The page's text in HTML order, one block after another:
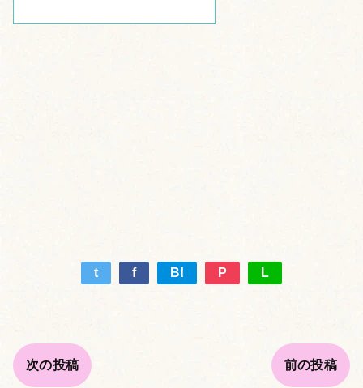
t f B! P L
次の投稿 前の投稿